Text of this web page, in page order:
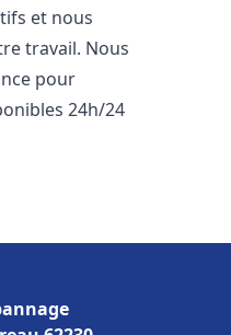
et nous
travail. Nous
pour
24h/24